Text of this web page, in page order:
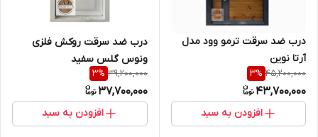
درب ضد سرقت ترمو وود مدل
آرتا نوین
45,200,000
3%
43,700,000
افزودن به سبد
درب ضد سرقت روکش فلزی
ونوس گلس سفید
39,200,000
3%
37,700,000
افزودن به سبد